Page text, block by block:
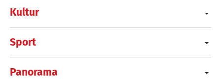
Kultur
Sport
Panorama